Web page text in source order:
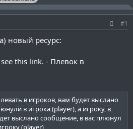
#1
новый ресурс:
this link. - Плевок в
в игроков, вам будет выслано
в игрока (player), а игроку, в
выслано сообщение, в вас плюнул
(player)